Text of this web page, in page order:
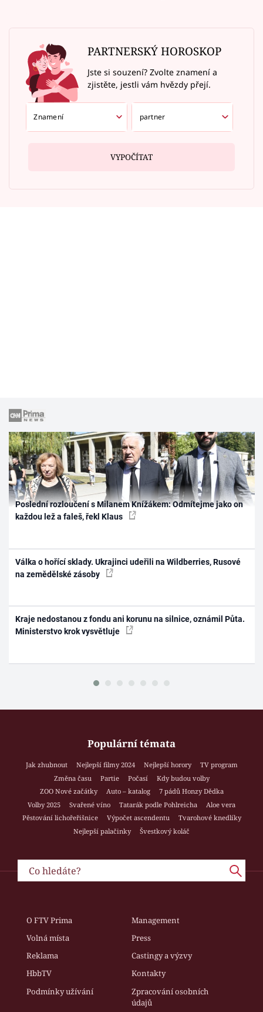
PARTNERSKÝ HOROSKOP
Jste si souzení? Zvolte znamení a
zjistěte, jestli vám hvězdy přejí.
VYPOČÍTAT
Poslední rozloučení s Milanem Knížákem: Odmítejme jako on
každou lež a faleš, řekl Klaus
Válka o hořící sklady. Ukrajinci udeřili na Wildberries, Rusové
na zemědělské zásoby
Kraje nedostanou z fondu ani korunu na silnice, oznámil Půta.
Ministerstvo krok vysvětluje
Populární témata
Jak zhubnout Nejlepší filmy 2024 Nejlepší horory
TV program
Změna času
Partie Počasí
Kdy budou volby
ZOO Nové začátky
Auto – katalog
7 pádů Honzy Dědka
Volby 2025
Svařené víno Tatarák podle Pohlreicha
Aloe vera
Pěstování lichořeřišnice
Výpočet ascendentu
Tvarohové knedlíky
Nejlepší palačinky
Švestkový koláč
O FTV Prima
Management
Volná místa
Press
Reklama
Castingy a výzvy
HbbTV
Kontakty
Podmínky užívání
Zpracování osobních
údajů